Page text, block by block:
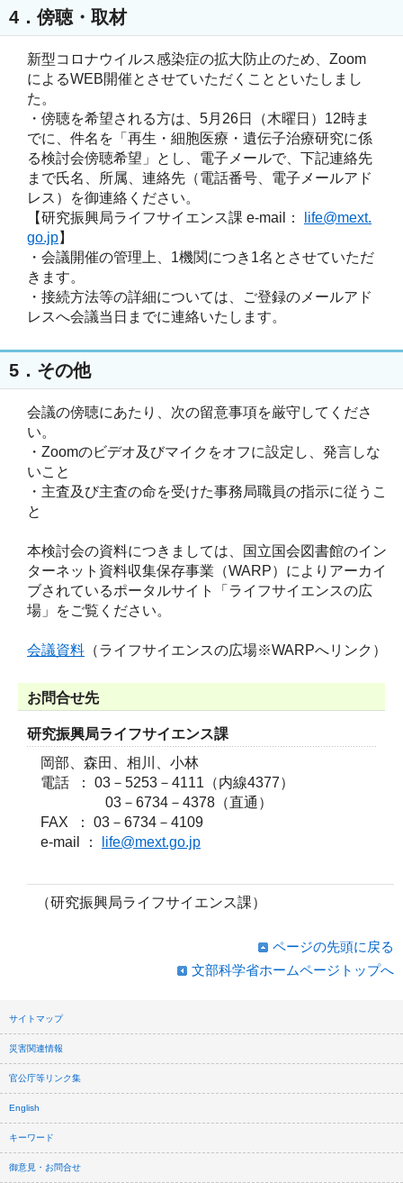
4．傍聴・取材
新型コロナウイルス感染症の拡大防止のため、Zoom
によるWEB開催とさせていただくことといたしまし
た。
・傍聴を希望される方は、5月26日（木曜日）12時ま
でに、件名を「再生・細胞医療・遺伝子治療研究に係
る検討会傍聴希望」とし、電子メールで、下記連絡先
まで氏名、所属、連絡先（電話番号、電子メールアド
レス）を御連絡ください。
【研究振興局ライフサイエンス課 e-mail：
life@mext.
go.jp】
・会議開催の管理上、1機関につき1名とさせていただ
きます。
・接続方法等の詳細については、ご登録のメールアド
5．その他
会議の傍聴にあたり、次の留意事項を厳守してくださ
い。
・Zoomのビデオ及びマイクをオフに設定し、発言しな
いこと
・主査及び主査の命を受けた事務局職員の指示に従うこ
と
本検討会の資料につきましては、国立国会図書館のイン
ターネット資料収集保存事業（WARP）によりアーカイ
ブされているポータルサイト「ライフサイエンスの広
場」をご覧ください。
会議資料 （ライフサイエンスの広場※WARPへリンク）
お問合せ先
研究振興局ライフサイエンス課
岡部、森田、相川、小林
電話 ： 03－5253－4111（内線4377）
03－6734－4378（直通）
FAX ： 03－6734－4109
e-mail ：
life@mext.go.jp
（研究振興局ライフサイエンス課）
ページの先頭に戻る
文部科学省ホームページトップへ
サイトマップ
災害関連情報
官公庁等リンク集
English
キーワード
御意見・お問合せ